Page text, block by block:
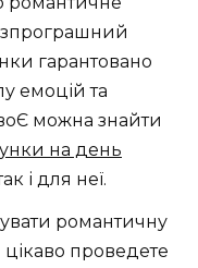
гарантовано
емоцій та
можна знайти
на день
і для неї.
романтичну
цікаво проведете